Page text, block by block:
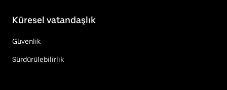
Küresel vatandaşlık
Güvenlik
Sürdürülebilirlik